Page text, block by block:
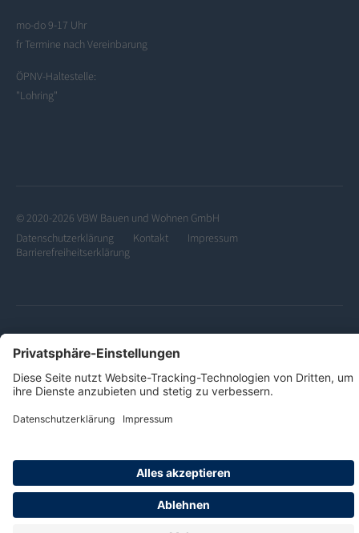
mo-do 9-17 Uhr
fr Termine nach Vereinbarung
ÖPNV-Haltestelle:
"Lohring"
© 2020-2026 VBW Bauen und Wohnen GmbH
Datenschutzerklärung
Kontakt
Impressum
Barrierefreiheitserklärung